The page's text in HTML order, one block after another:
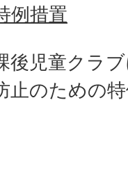
例措置
後児童クラ
止のための